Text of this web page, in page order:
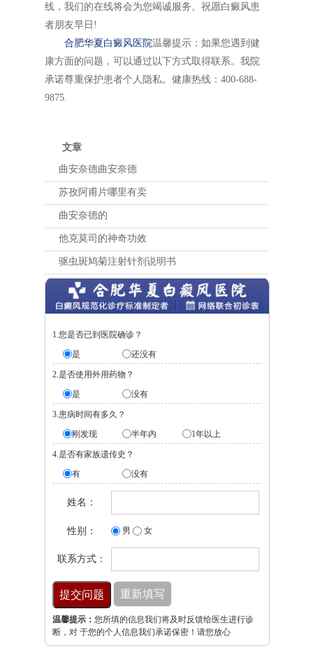
线，我们的在线将会为您竭诚服务。祝愿白癜风患
者朋友早日!
合肥华夏白癜风医院温馨提示：如果您遇到健
康方面的问题，可以通过以下方式取得联系。我院
承诺尊重保护患者个人隐私。健康热线：400-688-
9875.
文章
曲安奈德曲安奈德
苏孜阿甫片哪里有卖
曲安奈德的
他克莫司的神奇功效
驱虫斑鸠菊注射针剂说明书
1.您是否已到医院确诊？
是
还没有
2.是否使用外用药物？
是
没有
3.患病时间有多久？
刚发现
半年内 1年以上
4.是否有家族遗传史？
有
没有
姓名：
性别： 男 女
联系方式：
温馨提示： 您所填的信息我们将及时反馈给医生进行诊
断，对 于您的个人信息我们承诺保密！请您放心